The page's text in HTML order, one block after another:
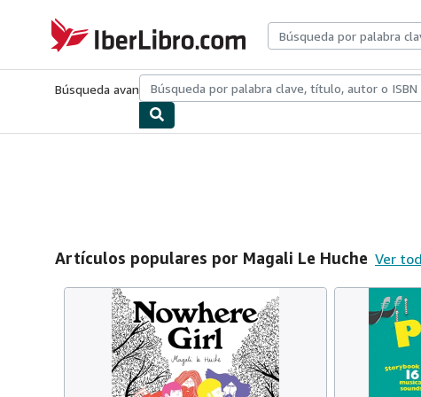
IberLibro.com
Búsqueda avanzadaColecciones Libros antiguosArte y
Artículos populares por Magali Le Huche Ver